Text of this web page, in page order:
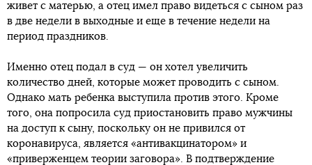
живет с матерью, а отец имел право видеться с сыном раз
в две недели в выходные и еще в течение недели на
период праздников.
Именно отец подал в суд — он хотел увеличить
количество дней, которые может проводить с сыном.
Однако мать ребенка выступила против этого. Кроме
того, она попросила суд приостановить право мужчины
на доступ к сыну, поскольку он не привился от
коронавируса, является «антивакцинатором» и
«приверженцем теории заговора». В подтверждение